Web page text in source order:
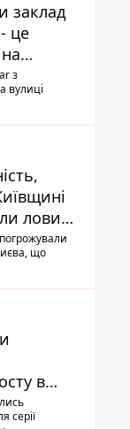
заклад
це
з
вулиці
ловити
що
в
серії